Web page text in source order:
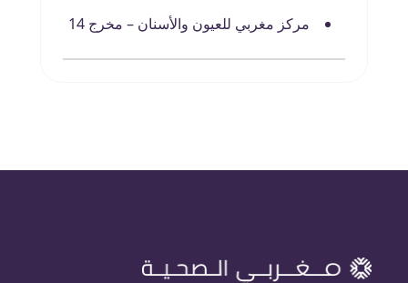
مركز مغربي للعيون والأسنان – مخرج 14